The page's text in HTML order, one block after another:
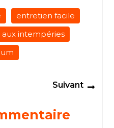
entretien facile
aux intempéries
Suivant